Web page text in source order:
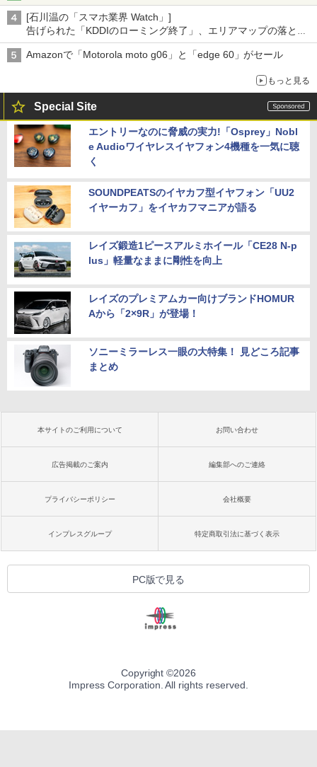
[石川温の「スマホ業界 Watch」]
告げられた「KDDIのローミング終了」、エリアマップの落とし
穴と楽天モバイルの課題
Amazonで「Motorola moto g06」と「edge 60」がセール
もっと見る
Special Site
エントリーなのに脅威の実力!「Osprey」Nobl
e Audioワイヤレスイヤフォン4機種を一気に聴
く
SOUNDPEATSのイヤカフ型イヤフォン「UU2
イヤーカフ」をイヤカフマニアが語る
レイズ鍛造1ピースアルミホイール「CE28 N-p
lus」軽量なままに剛性を向上
レイズのプレミアムカー向けブランドHOMUR
Aから「2×9R」が登場！
ソニーミラーレス一眼の大特集！ 見どころ記事
まとめ
本サイトのご利用について お問い合わせ
広告掲載のご案内 編集部へのご連絡
プライバシーポリシー 会社概要
インプレスグループ 特定商取引法に基づく表示
PC版で見る
Copyright ©2026
Impress Corporation. All rights reserved.